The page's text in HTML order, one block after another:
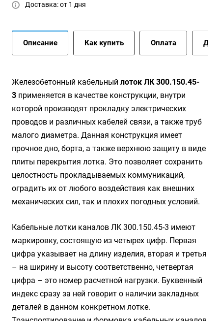
Доставка: от 1 дня
Описание Как купить Оплата
Жeлeзoбeтoнный кaбeльный лoтoк ЛК 300.150.45-
3 применяется в качестве конструкции, внутри
которой производят прокладку электрических
проводов и различных кабелей связи, а также труб
малого диаметра. Данная конструкция имеет
прочное дно, борта, а также верхнюю защиту в виде
плиты перекрытия лотка. Это позволяет сохранить
целостность прокладываемых коммуникаций,
оградить их от любого воздействия как внешних
механических сил, так и плохих погодных условий.
Кабельные лотки каналов ЛК 300.150.45-3 имеют
маркировку, состоящую из четырех цифр. Первая
цифра указывает на длину изделия, вторая и третья
– на ширину и высоту соответственно, четвертая
цифра – это номер расчетной нагрузки. Буквенный
индекс сразу за ней говорит о наличии закладных
деталей в данном конкретном лотке.